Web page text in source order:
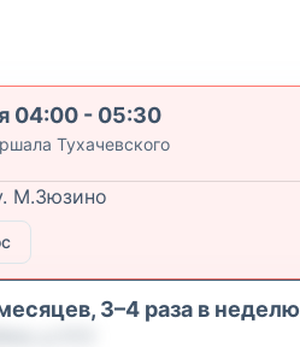
04:00 - 05:30
Тухачевского
М.Зюзино
3–4 раза в неделю